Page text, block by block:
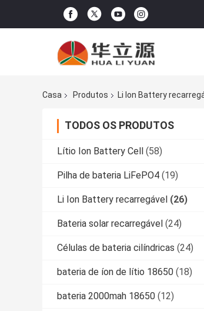
Casa Produtos Li Ion Battery
TODOS OS PRODUTOS
Lítio Ion Battery Cell (58)
Pilha de bateria LiFePO4 (19)
Li Ion Battery recarregável (26)
Bateria solar recarregável (24)
Células de bateria cilíndricas (24)
bateria de íon de lítio 18650 (18)
bateria 2000mah 18650 (12)